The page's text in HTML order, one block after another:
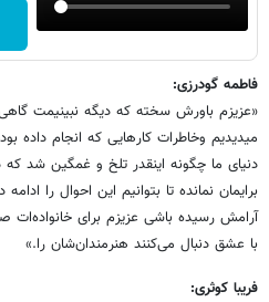
فاطمه گودرزی:
«عزیزم باورش سخته که دیگه نبینیمت
میدیدیم وخاطرات کارهایی که انجام داده
دنیای ما چگونه اینقدر تلخ و غمگین شد که
برایمان نمانده تا بتوانیم این احوال را
آرامش رسیده باشی عزیزم برای خانواده‌ات
با عشق دنبال می‌کنند هنرمندان‌شان را.»
فریبا کوثری: